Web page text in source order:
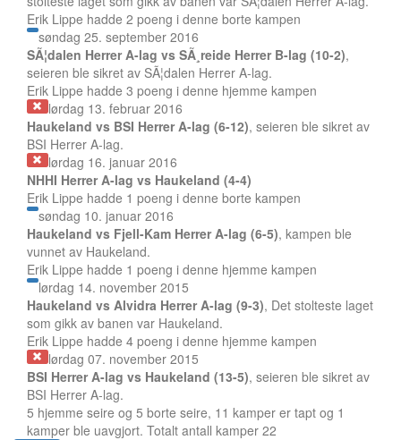
Erik Lippe hadde 2 poeng i denne borte kampen
søndag 25. september 2016
SÃ¦dalen Herrer A-lag vs SÃ¸reide Herrer B-lag (10-2),
seieren ble sikret av SÃ¦dalen Herrer A-lag.
Erik Lippe hadde 3 poeng i denne hjemme kampen
lørdag 13. februar 2016
Haukeland vs BSI Herrer A-lag (6-12), seieren ble sikret av
BSI Herrer A-lag.
lørdag 16. januar 2016
NHHI Herrer A-lag vs Haukeland (4-4)
Erik Lippe hadde 1 poeng i denne borte kampen
søndag 10. januar 2016
Haukeland vs Fjell-Kam Herrer A-lag (6-5), kampen ble
vunnet av Haukeland.
Erik Lippe hadde 1 poeng i denne hjemme kampen
lørdag 14. november 2015
Haukeland vs Alvidra Herrer A-lag (9-3), Det stolteste laget
som gikk av banen var Haukeland.
Erik Lippe hadde 4 poeng i denne hjemme kampen
lørdag 07. november 2015
BSI Herrer A-lag vs Haukeland (13-5), seieren ble sikret av
BSI Herrer A-lag.
5 hjemme seire og 5 borte seire, 11 kamper er tapt og 1
kamper ble uavgjort. Totalt antall kamper 22